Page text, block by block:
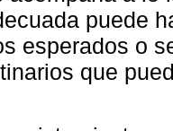
puede
esperados o
que